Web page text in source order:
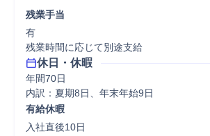
残業手当
有
残業時間に応じて別途支給
休日・休暇
年間70日
内訳：夏期8日、年末年始9日
有給休暇
入社直後10日